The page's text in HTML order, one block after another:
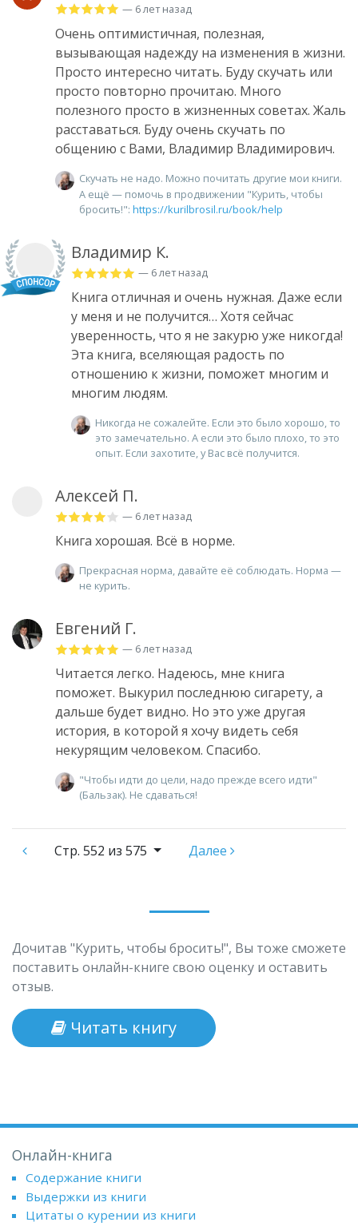
— 6 лет назад
Очень оптимистичная, полезная,
вызывающая надежду на изменения в жизни.
Просто интересно читать. Буду скучать или
просто повторно прочитаю. Много
полезного просто в жизненных советах. Жаль
расставаться. Буду очень скучать по
общению с Вами, Владимир Владимирович.
Скучать не надо. Можно почитать другие мои книги.
А ещё — помочь в продвижении "Курить, чтобы
бросить!": https://kurilbrosil.ru/book/help
Владимир К.
— 6 лет назад
Книга отличная и очень нужная. Даже если
у меня и не получится… Хотя сейчас
уверенность, что я не закурю уже никогда!
Эта книга, вселяющая радость по
отношению к жизни, поможет многим и
многим людям.
Никогда не сожалейте. Если это было хорошо, то
это замечательно. А если это было плохо, то это
опыт. Если захотите, у Вас всё получится.
Алексей П.
— 6 лет назад
Книга хорошая. Всё в норме.
Прекрасная норма, давайте её соблюдать. Норма —
не курить.
Евгений Г.
— 6 лет назад
Читается легко. Надеюсь, мне книга
поможет. Выкурил последнюю сигарету, а
дальше будет видно. Но это уже другая
история, в которой я хочу видеть себя
некурящим человеком. Спасибо.
"Чтобы идти до цели, надо прежде всего идти"
(Бальзак). Не сдаваться!
Стр. 552 из 575 Далее
Дочитав "Курить, чтобы бросить!", Вы тоже сможете
поставить онлайн-книге свою оценку и оставить
отзыв.
Читать книгу
Онлайн-книга
Содержание книги
Выдержки из книги
Цитаты о курении из книги